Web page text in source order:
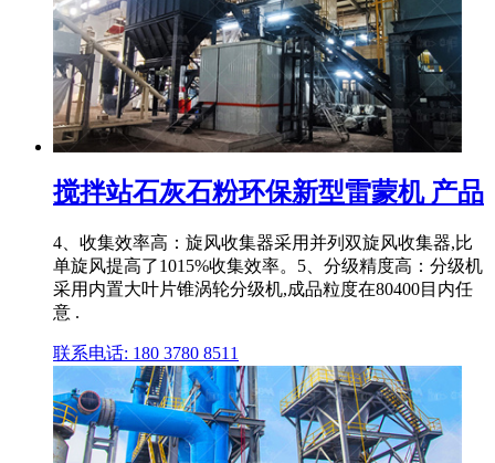
搅拌站石灰石粉环保新型雷蒙机 产品
4、收集效率高：旋风收集器采用并列双旋风收集器,比
单旋风提高了1015%收集效率。5、分级精度高：分级机
采用内置大叶片锥涡轮分级机,成品粒度在80400目内任
意 .
联系电话: 180 3780 8511